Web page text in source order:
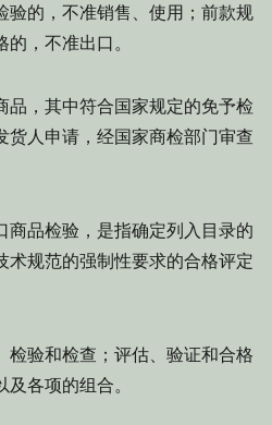
验的，不准销售、使用；前款规
，不准出口。
品，其中符合国家规定的免予检
货人申请，经国家商检部门审查
品检验，是指确定列入目录的
术规范的强制性要求的合格评定
检验和检查；评估、验证和合格
各项的组合。